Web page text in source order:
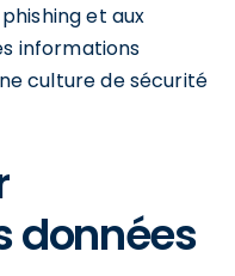
et aux
informations
culture de sécurité
données